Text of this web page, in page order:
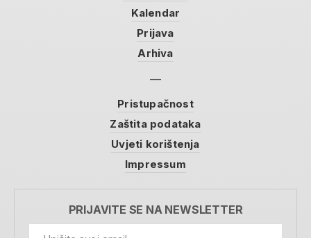
Kalendar
Prijava
Arhiva
Pristupačnost
Zaštita podataka
Uvjeti korištenja
Impressum
PRIJAVITE SE NA NEWSLETTER